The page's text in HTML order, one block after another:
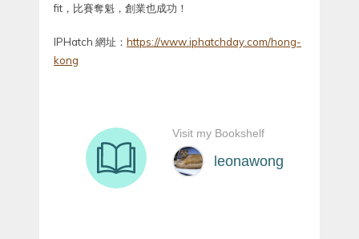
fit，比賽奪魁，創業也成功！
IPHatch 網址： https://www.iphatchday.com/hong-
kong